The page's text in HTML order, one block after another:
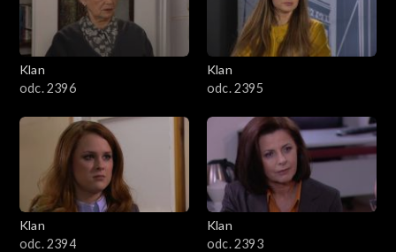
3801–3900
3701–3800
3601–3700
3501–3600
3401–3500
Klan
odc. 2396
Klan
odc. 2395
Klan
odc. 2394
Klan
odc. 2393